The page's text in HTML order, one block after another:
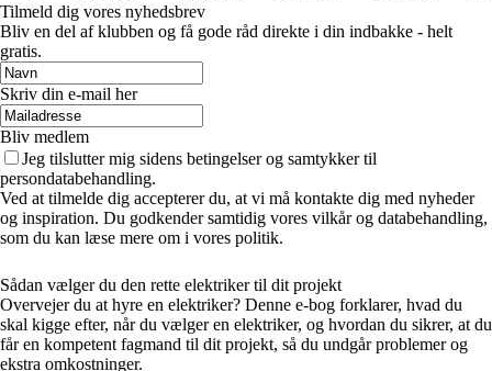
Tilmeld dig vores nyhedsbrev
Bliv en del af klubben og få gode råd direkte i din indbakke - helt
gratis.
Skriv din e-mail her
Bliv medlem
Jeg tilslutter mig sidens betingelser og samtykker til
persondatabehandling.
Ved at tilmelde dig accepterer du, at vi må kontakte dig med nyheder
og inspiration. Du godkender samtidig vores vilkår og databehandling,
som du kan læse mere om i vores politik.
Sådan vælger du den rette elektriker til dit projekt
Overvejer du at hyre en elektriker? Denne e-bog forklarer, hvad du
skal kigge efter, når du vælger en elektriker, og hvordan du sikrer, at du
får en kompetent fagmand til dit projekt, så du undgår problemer og
ekstra omkostninger.